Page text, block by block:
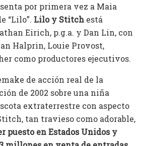
por primera vez a Maia
“Lilo”. Lilo y Stitch está
Eirich, p.g.a. y Dan Lin, con
Halprin, Louie Provost,
como productores ejecutivos.
de acción real de la
de 2002 sobre una niña
extraterrestre con aspecto
tan travieso como adorable,
puesto en Estados Unidos y